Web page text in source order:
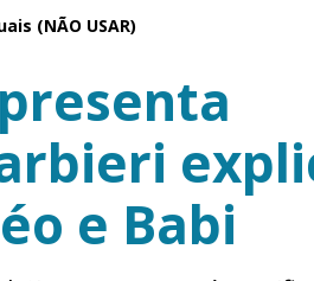
(NÃO USAR)
e Babi